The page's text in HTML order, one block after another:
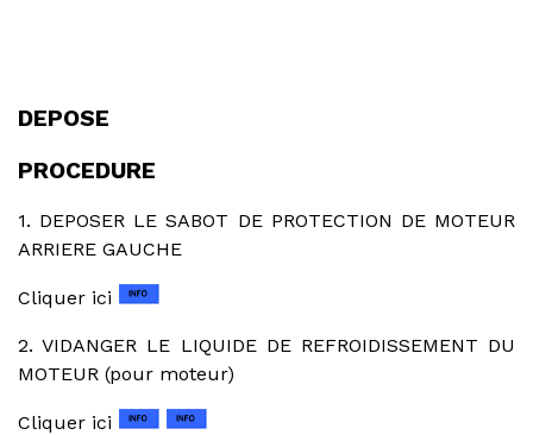
DEPOSE
PROCEDURE
1. DEPOSER LE SABOT DE PROTECTION DE MOTEUR
ARRIERE GAUCHE
Cliquer ici
2. VIDANGER LE LIQUIDE DE REFROIDISSEMENT DU
MOTEUR (pour moteur)
Cliquer ici